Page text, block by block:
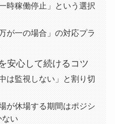
時稼働停止」という選択
が一の場合」の対応プラ
安心して続けるコツ
は監視しない」と割り切
が休場する期間はポジシ
ない